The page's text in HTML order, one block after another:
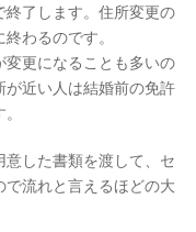
終了します。住所変更の
わるのです。
更になることも多いの
近い人は結婚前の免許
した書類を渡して、セ
流れと言えるほどの大
#
プ
チ
ギ
#
縄